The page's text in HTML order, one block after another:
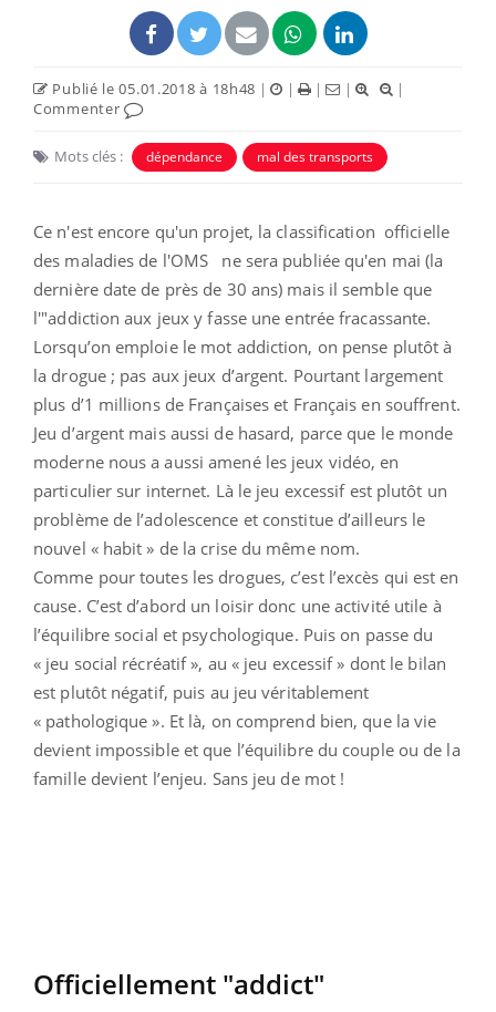
Publié le 05.01.2018 à 18h48 | | | |
|
Commenter
Mots clés : dépendance mal des transports
Ce n'est encore qu'un projet, la classification officielle
des maladies de l'OMS ne sera publiée qu'en mai (la
dernière date de près de 30 ans) mais il semble que
l'"addiction aux jeux y fasse une entrée fracassante.
Lorsqu’on emploie le mot addiction, on pense plutôt à
la drogue ; pas aux jeux d’argent. Pourtant largement
plus d’1 millions de Françaises et Français en souffrent.
Jeu d’argent mais aussi de hasard, parce que le monde
moderne nous a aussi amené les jeux vidéo, en
particulier sur internet. Là le jeu excessif est plutôt un
problème de l’adolescence et constitue d’ailleurs le
nouvel « habit » de la crise du même nom.
Comme pour toutes les drogues, c’est l’excès qui est en
cause. C’est d’abord un loisir donc une activité utile à
l’équilibre social et psychologique. Puis on passe du
« jeu social récréatif », au « jeu excessif » dont le bilan
est plutôt négatif, puis au jeu véritablement
« pathologique ». Et là, on comprend bien, que la vie
devient impossible et que l’équilibre du couple ou de la
famille devient l’enjeu. Sans jeu de mot !
Officiellement "addict"